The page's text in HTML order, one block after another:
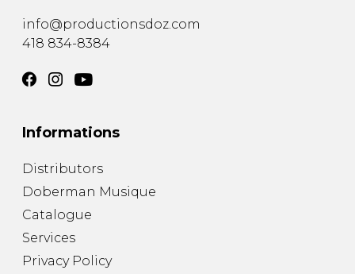
info@productionsdoz.com
418 834-8384
Informations
Distributors
Doberman Musique
Catalogue
Services
Privacy Policy